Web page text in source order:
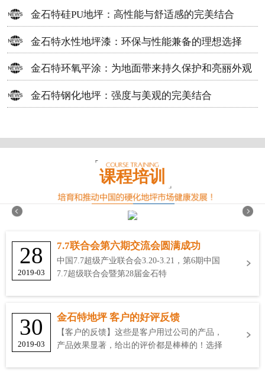
金石特硅PU地坪：高性能与舒适感的完美结合
金石特水性地坪漆：环保与性能兼备的理想选择
金石特环氧平涂：为地面带来持久保护和亮丽外观
金石特钢化地坪：强度与美观的完美结合
课程培训
28
2019-03
7.7联合会第六期交流会圆满成功
中国7.7超级产业联合会3.20-3.21，第6期中国
7.7超级联合会暨第28届金石特
30
2019-03
金石特地坪 客户的好评反馈
【客户的反馈】这些是客户用过公司的产品，
产品效果显著，给出的评价都是棒棒的！选择